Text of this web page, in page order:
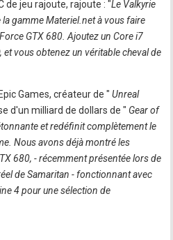
de jeu rajoute, rajoute : "Le Valkyrie
gamme Materiel.net à vous faire
GTX 680. Ajoutez un Core i7
et vous obtenez un véritable cheval de
Games, créateur de " Unreal
d'un milliard de dollars de " Gear of
et redéfinit complètement le
Nous avons déjà montré les
680, - récemment présentée lors de
de Samaritan - fonctionnant avec
4 pour une sélection de